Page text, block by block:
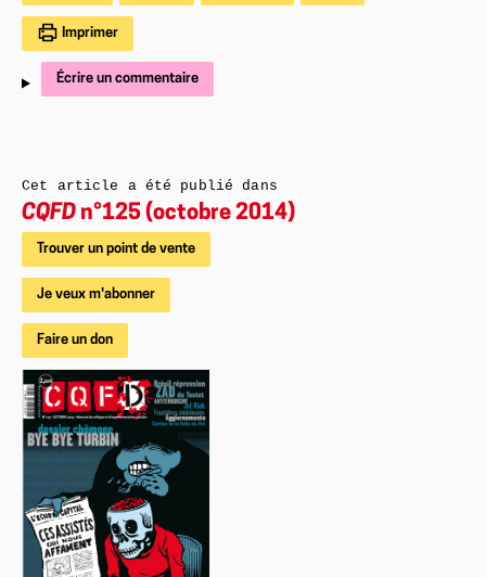
Imprimer
Écrire un commentaire
Cet article a été publié dans
CQFD n°125 (octobre 2014)
Trouver un point de vente
Je veux m'abonner
Faire un don